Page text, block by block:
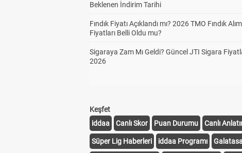
Beklenen İndirim Tarihi
Fındık Fiyatı Açıklandı mı? 2026 TMO Fındık Alım
Fiyatları Belli Oldu mu?
Sigaraya Zam Mı Geldi? Güncel JTI Sigara
2026
Keşfet
iddaa
Canlı Skor Puan Durumu Canlı
Süper Lig Haberleri iddaa Programı